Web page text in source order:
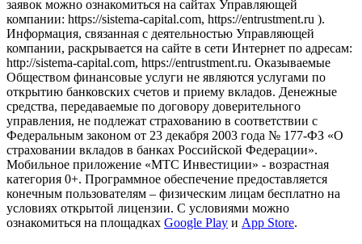
заявок можно ознакомиться на сайтах Управляющей
компании: https://sistema-capital.com, https://entrustment.ru ).
Информация, связанная с деятельностью Управляющей
компании, раскрывается на сайте в сети Интернет по адресам:
http://sistema-capital.com, https://entrustment.ru. Оказываемые
Обществом финансовые услуги не являются услугами по
открытию банковских счетов и приему вкладов. Денежные
средства, передаваемые по договору доверительного
управления, не подлежат страхованию в соответствии с
Федеральным законом от 23 декабря 2003 года № 177-ФЗ «О
страховании вкладов в банках Российской Федерации».
Мобильное приложение «МТС Инвестиции» - возрастная
категория 0+. Программное обеспечение предоставляется
конечным пользователям – физическим лицам бесплатно на
условиях открытой лицензии. С условиями можно
ознакомиться на площадках Google Play и App Store.